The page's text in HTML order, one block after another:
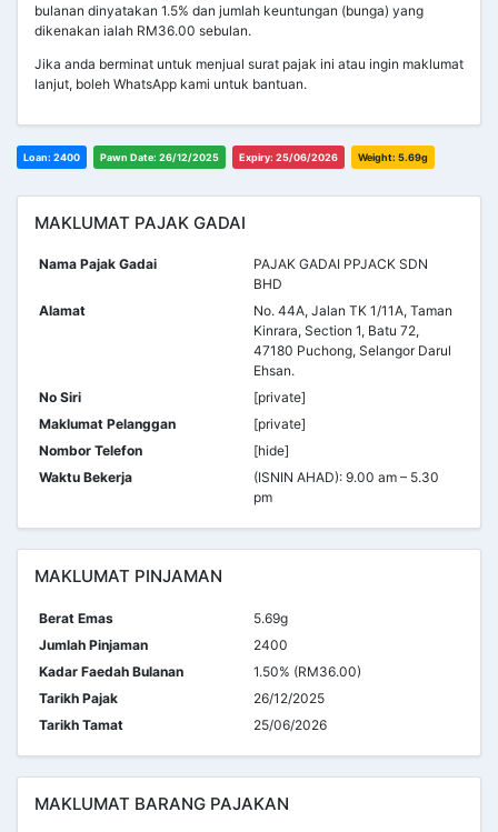
bulanan dinyatakan 1.5% dan jumlah keuntungan (bunga) yang
dikenakan ialah RM36.00 sebulan.
Jika anda berminat untuk menjual surat pajak ini atau ingin maklumat
lanjut, boleh WhatsApp kami untuk bantuan.
Loan: 2400 Pawn Date: 26/12/2025 Expiry: 25/06/2026 Weight: 5.69g
MAKLUMAT PAJAK GADAI
Nama Pajak Gadai
PAJAK GADAI PPJACK SDN
BHD
Alamat
No. 44A, Jalan TK 1/11A, Taman
Kinrara, Section 1, Batu 72,
47180 Puchong, Selangor Darul
Ehsan.
No Siri
[private]
Maklumat Pelanggan
[private]
Nombor Telefon
[hide]
Waktu Bekerja
(ISNIN AHAD): 9.00 am – 5.30
pm
MAKLUMAT PINJAMAN
Berat Emas
5.69g
Jumlah Pinjaman
2400
Kadar Faedah Bulanan
1.50% (RM36.00)
Tarikh Pajak
26/12/2025
Tarikh Tamat
25/06/2026
MAKLUMAT BARANG PAJAKAN